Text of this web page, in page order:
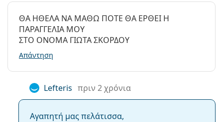
Πόσο καιρό μπορείτε να φοράτε τους DAILIES
AquaComfort Plus;
Μπορείτε να κοιμηθείτε με τους DAILIES
AquaComfort Plus;
Είναι καλύτεροι οι Dailies ή οι Acuvue;
ΘΑ ΗΘΕΛΑ ΝΑ ΜΑΘΩ ΠΟΤΕ ΘΑ ΕΡΘΕΙ Η
ΠΑΡΑΓΓΕΛΙΑ ΜΟΥ
ΣΤΟ ΟΝΟΜΑ ΓΙΩΤΑ ΣΚΟΡΔΟΥ
Απάντηση
Lefteris πριν 2 χρόνια
Αγαπητή μας πελάτισσα,